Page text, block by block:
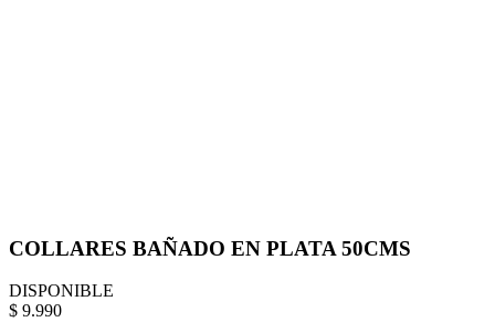
COLLARES BAÑADO EN PLATA 50CMS
DISPONIBLE
$ 9.990